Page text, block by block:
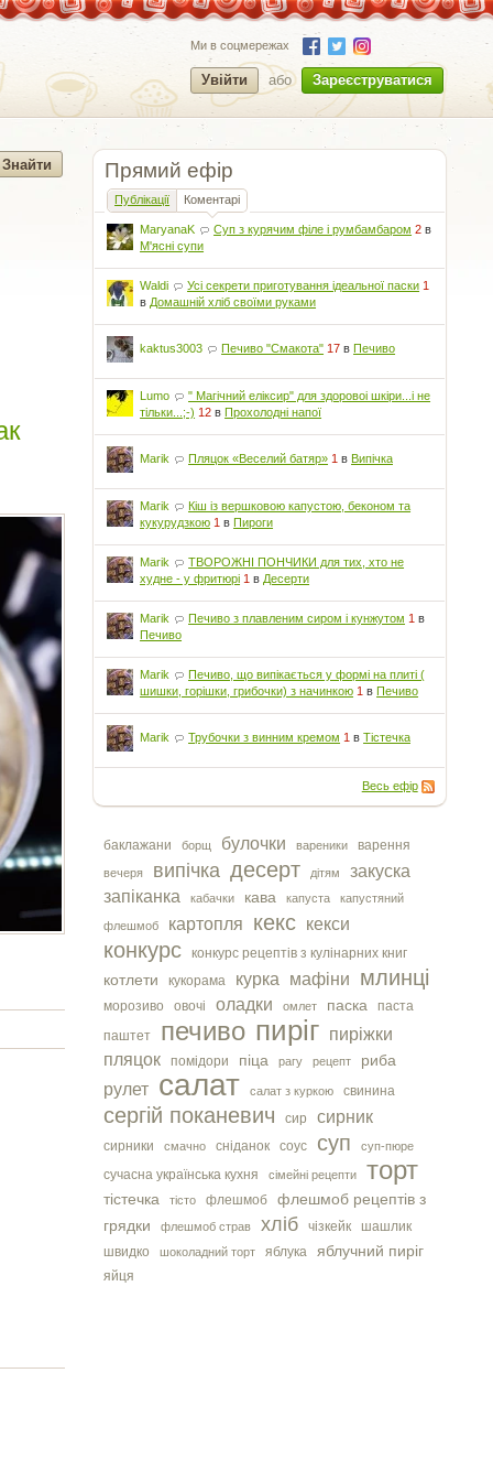
Ми в соцмережах
Увійти або Зареєструватися
Прямий ефір
Публікації Коментарі
MaryanaK Суп з курячим філе і румбамбаром 2 в
М'ясні супи
Waldi Усі секрети приготування ідеальної паски 1
в Домашній хліб своїми руками
kaktus3003 Печиво "Смакота" 17 вПечиво
Lumo
" Магічний еліксир" для здоровоі шкіри...і не
тільки...;-) 12 вПрохолодні напої
Marik Пляцок «Веселий батяр» 1 вВипічка
Marik
Кіш із вершковою капустою, беконом та
кукурудзкою 1 вПироги
Marik
ТВОРОЖНІ ПОНЧИКИ для тих, хто не
худне - у фритюрі 1 в Десерти
Marik Печиво з плавленим сиром і кунжутом 1 в
Печиво
Marik
Печиво, що випікається у формі на плиті (
шишки, горішки, грибочки) з начинкою 1 вПечиво
Marik Трубочки з винним кремом 1 вТістечка
Весь ефір
баклажани борщ булочки вареники варення
вечеря випічка десерт дітям
закуска
запіканка
кабачки кава капуста капустяний
флешмоб картопля кекс кекси
конкурс конкурс рецептів з кулінарних книг
котлети кукорама курка мафіни млинці
морозиво овочі оладки омлет паска
паста
паштет
печиво пиріг пиріжки
пляцок
помідори піца рагу рецепт риба
рулет салат салат з куркою свинина
сергiй поканевич сир сирник
сирники смачно сніданок соус суп суп-пюре
сучасна українська кухня сімейні рецепти торт
тістечка тісто флешмоб
флешмоб рецептів з
грядки
флешмоб страв хліб чізкейк
шашлик
швидко
шоколадний торт яблука яблучний пиріг
яйця